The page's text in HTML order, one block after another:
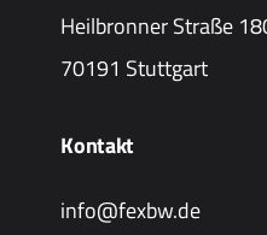
Heilbronner Straße
70191 Stuttgart
Kontakt
info@fexbw.de